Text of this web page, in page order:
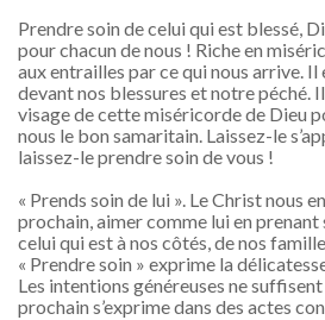
Prendre soin de celui qui est blessé,
pour chacun de nous ! Riche en
aux entrailles par ce qui nous arrive. Il
devant nos blessures et notre péché.
visage de cette miséricorde de Dieu
nous le bon samaritain. Laissez-le
laissez-le prendre soin de vous !
« Prends soin de lui ». Le Christ nous
prochain, aimer comme lui en
celui qui est à nos côtés, de nos
« Prendre soin » exprime la
Les intentions généreuses ne suffisent
prochain s’exprime dans des actes